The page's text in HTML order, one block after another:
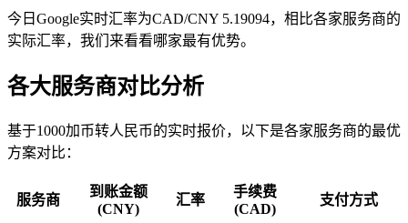
今日Google实时汇率为CAD/CNY 5.19094，相比各家服务商的
实际汇率，我们来看看哪家最有优势。
各大服务商对比分析
基于1000加币转人民币的实时报价，以下是各家服务商的最优
方案对比：
服务商
到账金额
(CNY)
汇率
手续费
(CAD)
支付方式